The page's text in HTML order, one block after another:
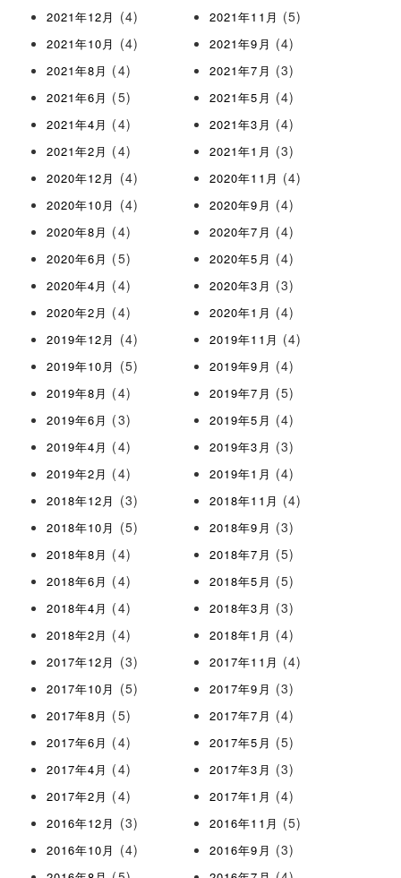
2021年12月 (4) 2021年11月 (5)
2021年10月 (4) 2021年9月 (4)
2021年8月 (4) 2021年7月 (3)
2021年6月 (5) 2021年5月 (4)
2021年4月 (4) 2021年3月 (4)
2021年2月 (4) 2021年1月 (3)
2020年12月 (4) 2020年11月 (4)
2020年10月 (4) 2020年9月 (4)
2020年8月 (4) 2020年7月 (4)
2020年6月 (5) 2020年5月 (4)
2020年4月 (4) 2020年3月 (3)
2020年2月 (4) 2020年1月 (4)
2019年12月 (4) 2019年11月 (4)
2019年10月 (5) 2019年9月 (4)
2019年8月 (4) 2019年7月 (5)
2019年6月 (3) 2019年5月 (4)
2019年4月 (4) 2019年3月 (3)
2019年2月 (4) 2019年1月 (4)
2018年12月 (3) 2018年11月 (4)
2018年10月 (5) 2018年9月 (3)
2018年8月 (4) 2018年7月 (5)
2018年6月 (4) 2018年5月 (5)
2018年4月 (4) 2018年3月 (3)
2018年2月 (4) 2018年1月 (4)
2017年12月 (3) 2017年11月 (4)
2017年10月 (5) 2017年9月 (3)
2017年8月 (5) 2017年7月 (4)
2017年6月 (4) 2017年5月 (5)
2017年4月 (4) 2017年3月 (3)
2017年2月 (4) 2017年1月 (4)
2016年12月 (3) 2016年11月 (5)
2016年10月 (4) 2016年9月 (3)